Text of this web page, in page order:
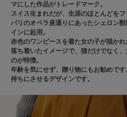
マにした作品がトレードマーク。
スイス生まれだが、生涯のほとんどをフ
パリのオペラ座通りにあったシェロン
インに起用。
赤色のワンピースを着た女の子が描か
落ち着いたイメージで、猫だけでなく
のが特徴。
年齢を気にせず、贈り物にもお勧めで
持ちにさせるデザインです。